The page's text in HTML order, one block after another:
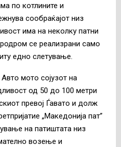
по котлините и
сообраќајот низ
има на неколку патни
се реализрани само
едно слетување.
мото сојузот на
од 50 до 100 метри
превој Ѓавато и долж
„Македонија пат”
на патиштата низ
возење и